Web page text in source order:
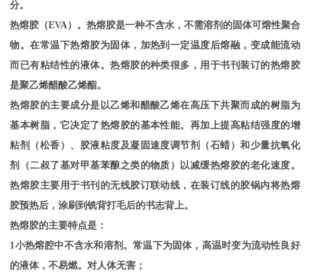
分。
热熔胶（EVA）。热熔胶是一种不含水，不需溶剂的固体可熔性聚合
物。在常温下热熔胶为固体，加热到一定温度后熔融，变成能流动
而已有粘结性的液体。热熔胶的种类很多，用于书刊装订的热熔胶
是聚乙烯醋酸乙烯酯。
热熔胶的主要成分是以乙烯和醋酸乙烯在高压下共聚而成的树脂为
基本树脂，它决定了热熔胶的基本性能。再加上提高粘结强度的增
粘剂（松香）、胶液粘度及凝固速度调节剂（石蜡）和少量抗氧化
剂（二叔了基对甲基苯酿之类的物质）以减缓热熔胶的老化速度。
热熔胶主要用于书刊的无线胶订联动线，在装订线的胶锅内将热熔
胶预热后，涂刷到铣背打毛后的书志背上。
热熔胶的主要特点是：
1小热熔腔中不含水和溶剂。常温下为固体，高温时变为流动性良好
的液体，不易燃。对人体无害；